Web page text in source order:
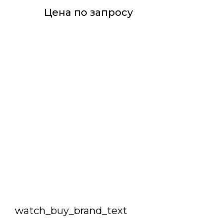
Цена по запросу
watch_buy_brand_text